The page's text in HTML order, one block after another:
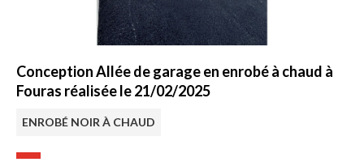
Conception Allée de garage en enrobé à chaud à
Fouras réalisée le 21/02/2025
ENROBÉ NOIR À CHAUD